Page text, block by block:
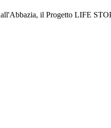
il Progetto LIFE